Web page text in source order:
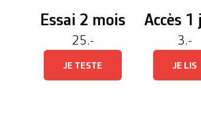
Essai 2 mois
25.-
JE TESTE
Accès 1
3.-
JE LIS